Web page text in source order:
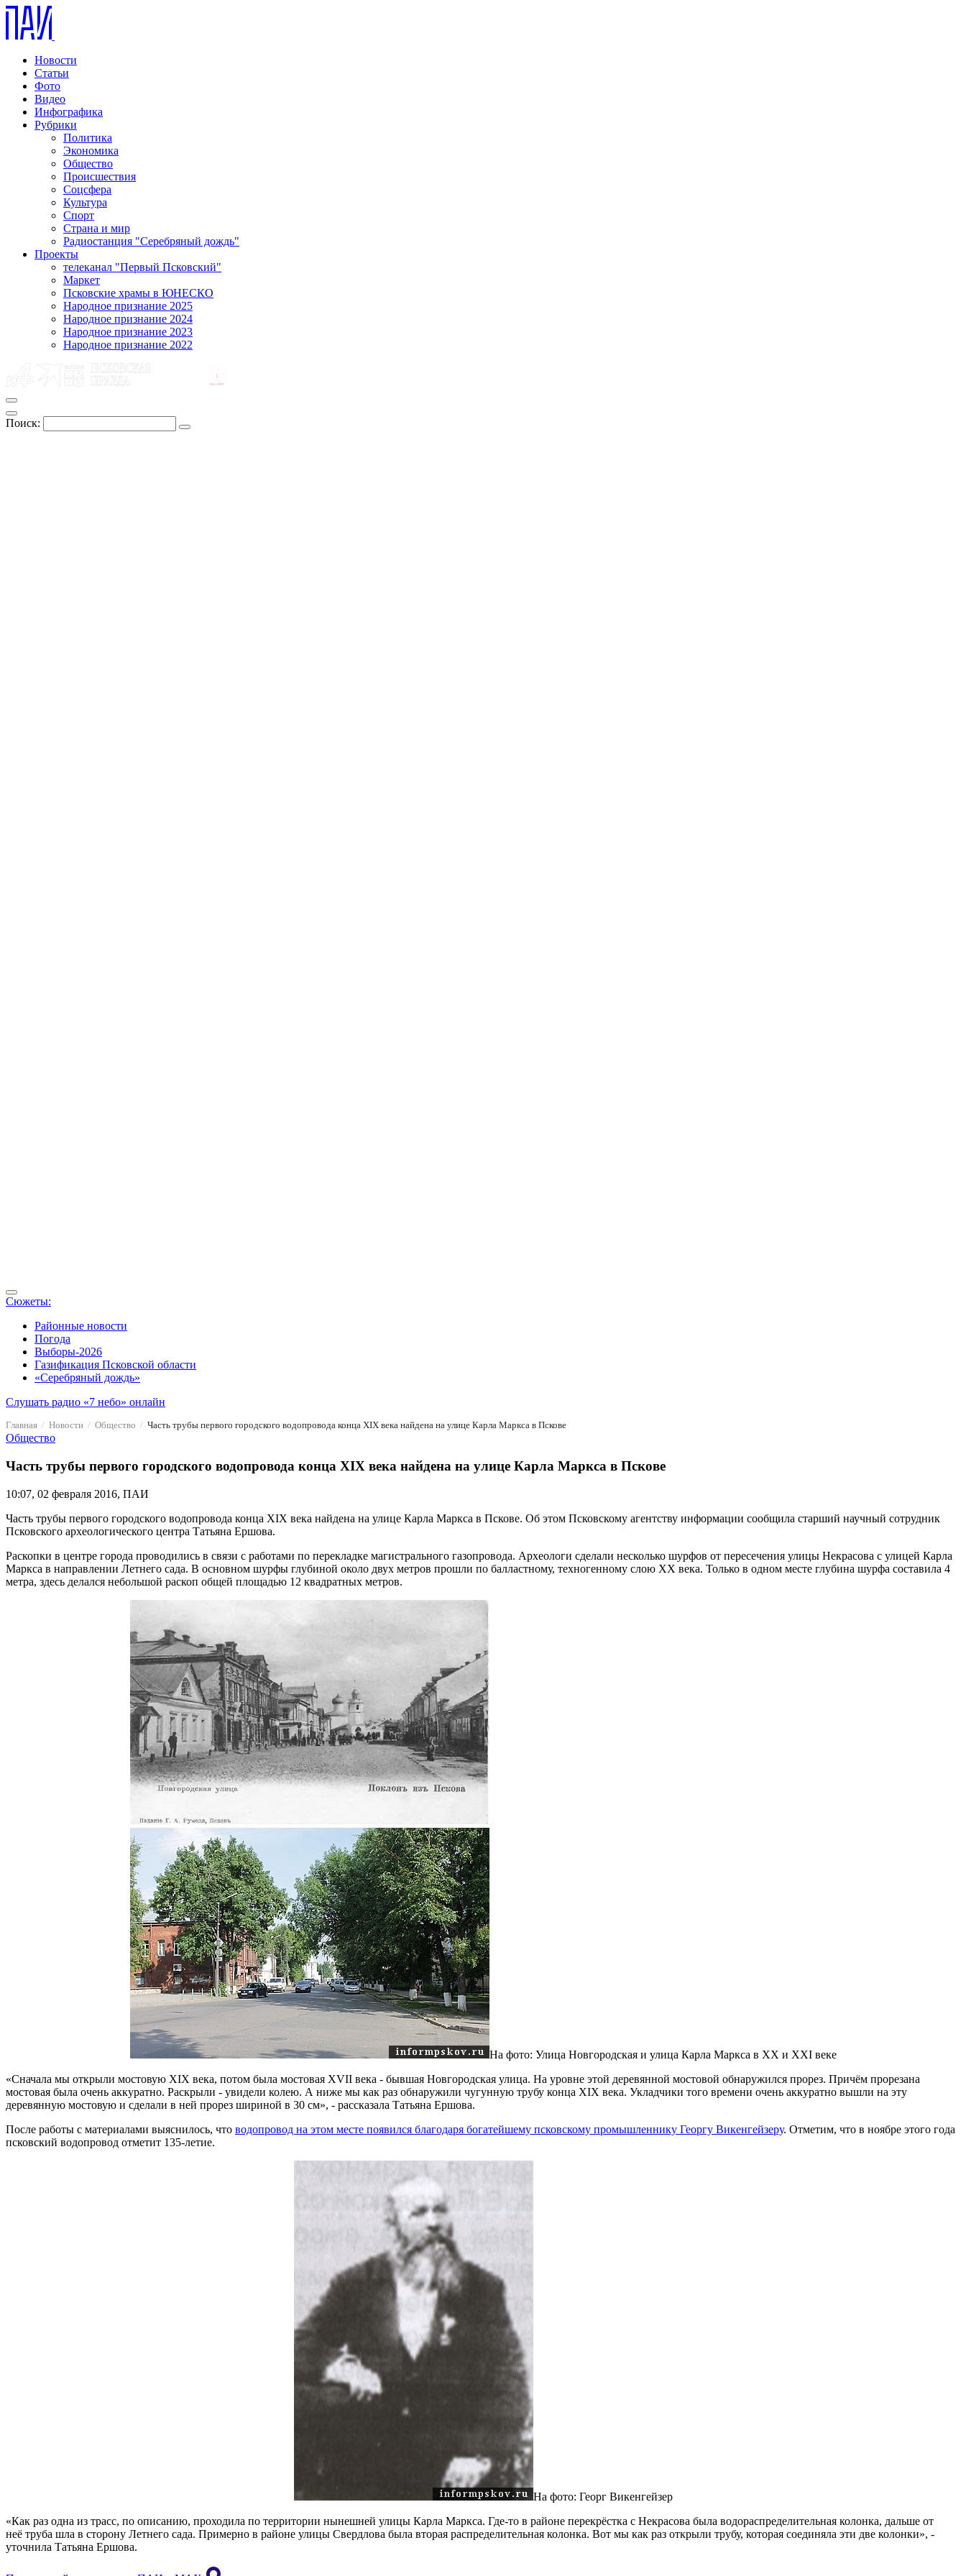
Новости
Статьи
Фото
Видео
Инфографика
Рубрики
Политика
Экономика
Общество
Происшествия
Соцсфера
Культура
Спорт
Страна и мир
Радиостанция "Серебряный дождь"
Проекты
телеканал "Первый Псковский"
Маркет
Псковские храмы в ЮНЕСКО
Народное признание 2025
Народное признание 2024
Народное признание 2023
Народное признание 2022
Поиск:
Сюжеты:
Районные новости
Погода
Выборы-2026
Газификация Псковской области
«Серебряный дождь»
Слушать радио «7 небо» онлайн
Главная Новости Общество Часть трубы первого городского водопровода конца XIX века найдена на улице Карла Маркса в Пскове
Общество
Часть трубы первого городского водопровода конца XIX века найдена на улице Карла Маркса в Пскове
10:07, 02 февраля 2016, ПАИ
Часть трубы первого городского водопровода конца XIX века найдена на улице Карла Маркса в Пскове. Об этом Псковскому агентству информации сообщила старший научный сотрудник
Псковского археологического центра Татьяна Ершова.
Раскопки в центре города проводились в связи с работами по перекладке магистрального газопровода. Археологи сделали несколько шурфов от пересечения улицы Некрасова с улицей Карла
Маркса в направлении Летнего сада. В основном шурфы глубиной около двух метров прошли по балластному, техногенному слою XX века. Только в одном месте глубина шурфа составила 4
метра, здесь делался небольшой раскоп общей площадью 12 квадратных метров.
На фото: Улица Новгородская и улица Карла Маркса в XX и XXI веке
«Сначала мы открыли мостовую XIX века, потом была мостовая XVII века - бывшая Новгородская улица. На уровне этой деревянной мостовой обнаружился прорез. Причём прорезана
мостовая была очень аккуратно. Раскрыли - увидели колею. А ниже мы как раз обнаружили чугунную трубу конца XIX века. Укладчики того времени очень аккуратно вышли на эту
деревянную мостовую и сделали в ней прорез шириной в 30 см», - рассказала Татьяна Ершова.
После работы с материалами выяснилось, что водопровод на этом месте появился благодаря богатейшему псковскому промышленнику Георгу Викенгейзеру. Отметим, что в ноябре этого года
псковский водопровод отметит 135-летие.
На фото: Георг Викенгейзер
«Как раз одна из трасс, по описанию, проходила по территории нынешней улицы Карла Маркса. Где-то в районе перекрёстка с Некрасова была водораспределительная колонка, дальше от
неё труба шла в сторону Летнего сада. Примерно в районе улицы Свердлова была вторая распределительная колонка. Вот мы как раз открыли трубу, которая соединяла эти две колонки», -
уточнила Татьяна Ершова.